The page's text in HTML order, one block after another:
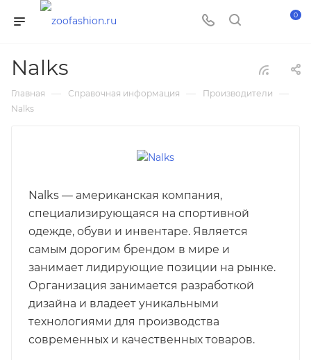
0
Nalks
Главная — Справочная информация — Производители —
Nalks
Nalks — американская компания,
специализирующаяся на спортивной
одежде, обуви и инвентаре. Является
самым дорогим брендом в мире и
занимает лидирующие позиции на рынке.
Организация занимается разработкой
дизайна и владеет уникальными
технологиями для производства
современных и качественных товаров.